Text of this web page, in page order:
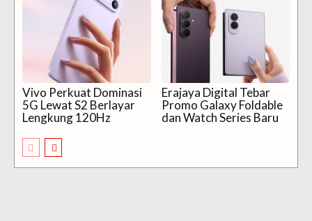
Vivo Perkuat Dominasi
5G Lewat S2 Berlayar
Lengkung 120Hz
Erajaya Digital Tebar
Promo Galaxy Foldable
dan Watch Series Baru